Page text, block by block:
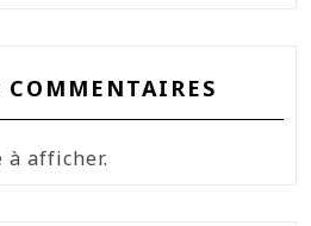
COMMENTAIRES
à afficher.